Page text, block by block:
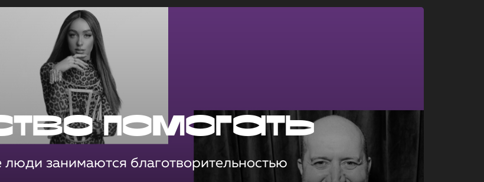
помогать
занимаются благотворительностью